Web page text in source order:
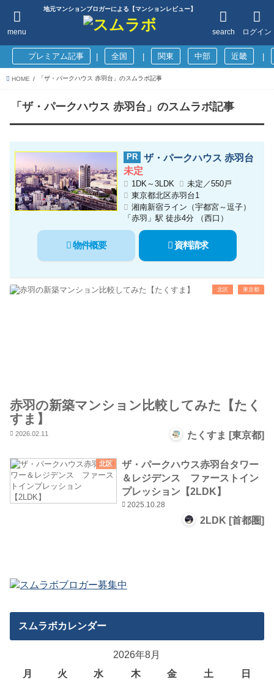
地元マンションブロガーによる【マンションレビュー】
ログイン
search
menu
プレミアム記事 全国 関東 中部 近畿
HOME 「ザ・パークハウス 赤羽台」のスムラボ記事
「ザ・パークハウス 赤羽台」のスムラボ記事
ザ・パークハウス 赤羽台
未定
1DK～3LDK
未定／550戸
東京都北区赤羽台1
湘南新宿ライン（宇都宮～逗子）
「赤羽」駅 徒歩4分 （西口）
物件概要 資料請求
北区 東京都
赤羽の新築マンション比較してみた【たく
すま】
2026.02.11 たくすま [東京都]
北区
ザ・パークハウス赤羽台タワー
＆レジデンス ファーストイン
プレッション【2LDK】
2025.10.28
2LDK [首都圏]
スムラボカレンダー
2026年8月
月
火 水 木 金 土
日